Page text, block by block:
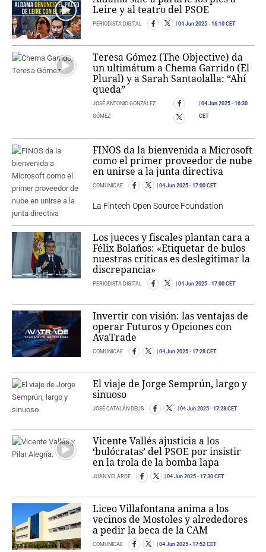
Leire y al teatro del PSOE
PERIODISTA DIGITAL 04 Jun 2025 - 16:10 CET
Teresa Gómez (The Objective) da
un ultimátum a Chema Garrido (El
Plural) y a Sarah Santaolalla: “Ahí
queda”
JOSÉ ANTONIO GONZÁLEZ
GÓMEZ
04 Jun 2025 - 16:30
CET
FINOS da la bienvenida a Microsoft
como el primer proveedor de nube
en unirse a la junta directiva
COMUNICAE 04 Jun 2025 - 17:00 CET
La Fintech Open Source Foundation
Los jueces y fiscales plantan cara a
Félix Bolaños: «Etiquetar de bulos
nuestras críticas es deslegitimar la
discrepancia»
PERIODISTA DIGITAL 04 Jun 2025 - 17:00 CET
Invertir con visión: las ventajas de
operar Futuros y Opciones con
AvaTrade
COMUNICAE 04 Jun 2025 - 17:28 CET
El viaje de Jorge Semprún, largo y
sinuoso
JOSÉ CATALÁN DEUS 04 Jun 2025 - 17:28 CET
Vicente Vallés ajusticia a los
‘bulócratas’ del PSOE por insistir
en la trola de la bomba lapa
JUAN VELARDE 04 Jun 2025 - 17:30 CET
Liceo Villafontana anima a los
vecinos de Mostoles y alrededores
a pedir la beca de la CAM
COMUNICAE 04 Jun 2025 - 17:52 CET